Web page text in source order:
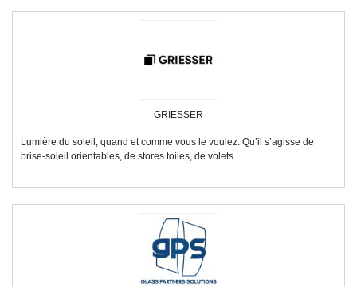
GRIESSER
Lumière du soleil, quand et comme vous le voulez. Qu’il s’agisse de
brise-soleil orientables, de stores toiles, de volets...